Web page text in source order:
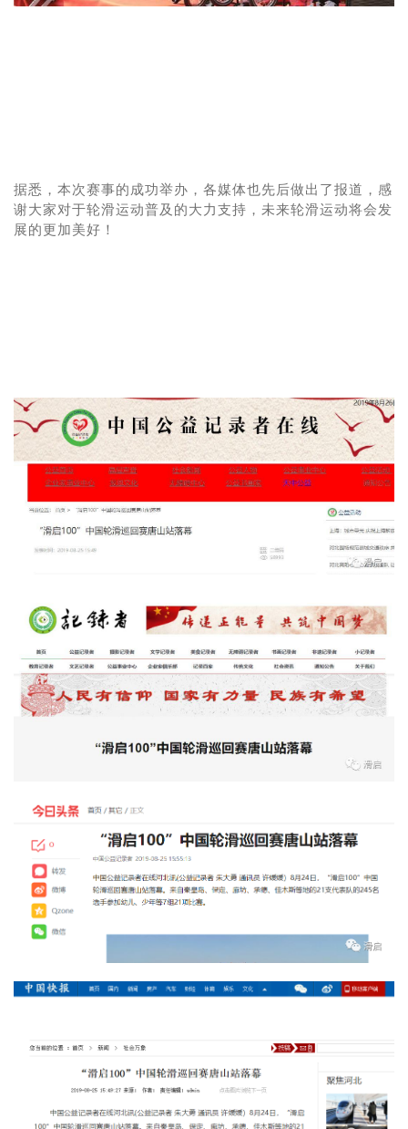
据悉，本次赛事的成功举办，各媒体也先后做出了报道，感
谢大家对于轮滑运动普及的大力支持，未来轮滑运动将会发
展的更加美好！